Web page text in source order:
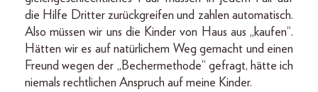
die Hilfe Dritter zurückgreifen und zahlen automatisch.
Also müssen wir uns die Kinder von Haus aus „kaufen“.
Hätten wir es auf natürlichem Weg gemacht und einen
Freund wegen der „Bechermethode“ gefragt, hätte ich
niemals rechtlichen Anspruch auf meine Kinder.